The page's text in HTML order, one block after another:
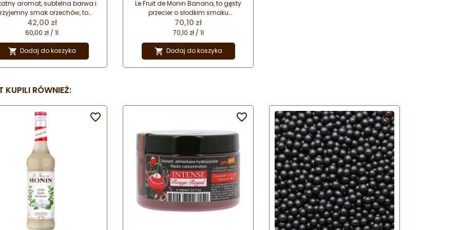
aromat, subtelna barwa i
smak orzechów, to
syrop pistacjowy. Niezwykle
i uniwersalny w
zastosowaniu. Doskonały
do orzeźwiających i
kaw, napojów,
a także wypieków i deserów.
Twojej kawiarni!
Cena
42,00 zł
60,00 zł / 1l
 Dodaj do koszyka
Le Fruit de Monin Banana, to gęsty
przecier o słodkim smaku
dojrzałych bananów. Subtelna
barwa i autentyczny smak. Idealny
dodatek do napojów, deserów i
śniadań. Twórz własne owocowe
przepisy z wykorzystaniem puree od
Monin.
Cena
70,10 zł
70,10 zł / 1l
 Dodaj do koszyka
KUPILI RÓWNIEŻ:
  